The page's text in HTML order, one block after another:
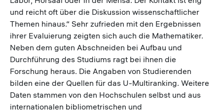
und reicht oft über die Diskussion wissenschaftlicher
Themen hinaus.“ Sehr zufrieden mit den Ergebnissen
ihrer Evaluierung zeigten sich auch die Mathematiker.
Neben dem guten Abschneiden bei Aufbau und
Durchführung des Studiums ragt bei ihnen die
Forschung heraus. Die Angaben von Studierenden
bilden eine der Quellen für das U-Multiranking. Weitere
Daten stammen von den Hochschulen selbst und aus
internationalen bibliometrischen und